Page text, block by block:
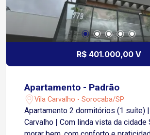
R$ 401.000,00 V
Apartamento - Padrão
Vila Carvalho - Sorocaba/SP
Apartamento 2 dormitórios (1 suíte)
Carvalho | Com linda vista da cidade Se a ideia é